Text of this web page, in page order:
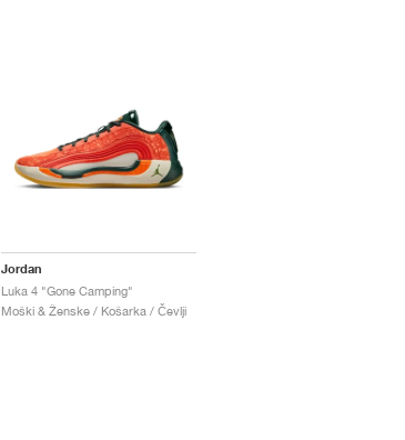
Jordan
Luka 4 "Gone Camping"
Moški & Ženske / Košarka / Čevlji